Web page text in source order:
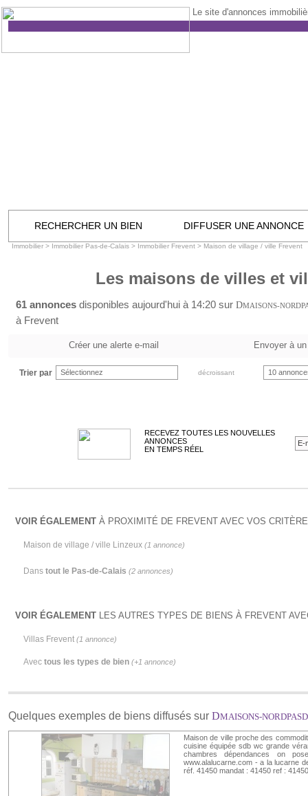
Le site d'annonces
RECHERCHER UN BIEN DIFFUSER UNE ANNONCE
Immobilier > Immobilier Pas-de-Calais > Immobilier Frevent > Maison de village / ville Frevent
Les maisons de villes et
61 annonces disponibles aujourd'hui à 14:20 sur DMAISONS-
à Frevent
Créer une alerte e-mail Envoyer à
Trier par Sélectionnez décroissant 10
RECEVEZ TOUTES LES NOUVELLES
ANNONCES
EN TEMPS RÉEL
VOIR ÉGALEMENT À PROXIMITÉ DE FREVENT AVEC VOS
Maison de village / ville Linzeux (1 annonce)
Dans tout le Pas-de-Calais (2 annonces)
VOIR ÉGALEMENT LES AUTRES TYPES DE BIENS À FREVENT
Villas Frevent (1 annonce)
Avec tous les types de bien (+1 annonce)
Quelques exemples de biens diffusés sur DMAISONS-
Maison de ville proche des
cuisine équipée sdb wc grande
chambres dépendances on
www.alalucarne.com - a la lucarne
réf. 41450 mandat : 41450 ref : 41450